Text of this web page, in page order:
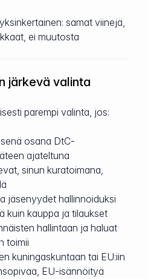
samat viinejä,
ei muutosta
järkevä valinta
parempi valinta, jos:
osana DtC-
ajateltuna
sinun kuratoimana,
jäsenyydet hallinnoiduksi
kuin kauppa ja tilaukset
hallintaan ja haluat
toimii
kuningaskuntaan tai EU:iin
EU-isännöityä